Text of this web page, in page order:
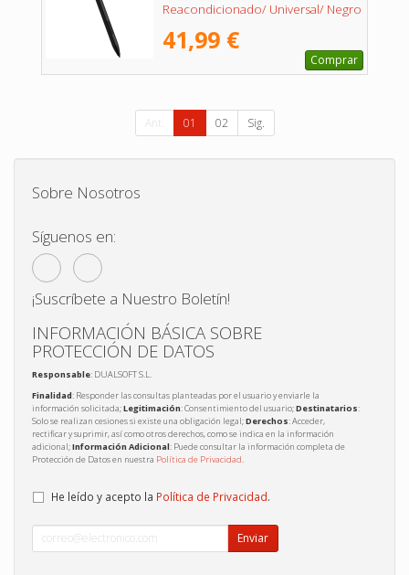
Reacondicionado/ Universal/ Negro
41,99 €
Comprar
Ant. 01 02 Sig.
Sobre Nosotros
Síguenos en:
¡Suscríbete a Nuestro Boletín!
INFORMACIÓN BÁSICA SOBRE
PROTECCIÓN DE DATOS
Responsable: DUALSOFT S.L.
Finalidad: Responder las consultas planteadas por el usuario y enviarle la
información solicitada;Legitimación: Consentimiento del usuario;Destinatarios:
Solo se realizan cesiones si existe una obligación legal;Derechos: Acceder,
rectificar y suprimir, así como otros derechos, como se indica en la información
adicional;Información Adicional: Puede consultar la información completa de
Protección de Datos en nuestra Política de Privacidad.
He leído y acepto la Política de Privacidad.
Enviar